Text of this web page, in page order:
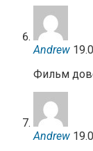
Andrew
Фильм
Andrew